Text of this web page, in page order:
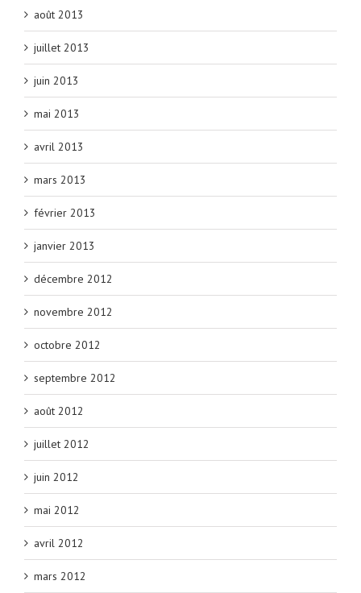
août 2013
juillet 2013
juin 2013
mai 2013
avril 2013
mars 2013
février 2013
janvier 2013
décembre 2012
novembre 2012
octobre 2012
septembre 2012
août 2012
juillet 2012
juin 2012
mai 2012
avril 2012
mars 2012